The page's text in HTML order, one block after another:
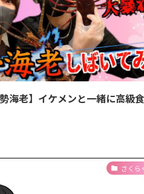
勢海老】イケメンと一緒に高級
さくら